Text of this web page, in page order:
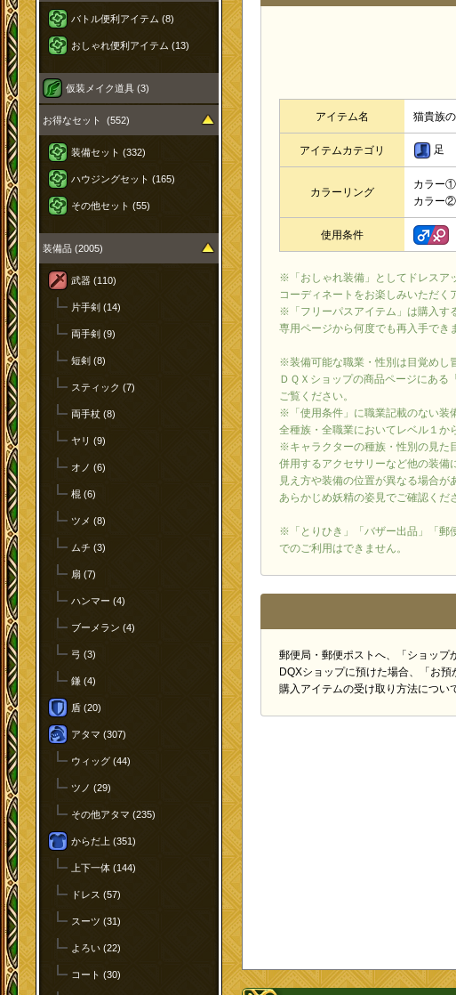
バトル便利アイテム (8)
おしゃれ便利アイテム (13)
仮装メイク道具 (3)
お得なセット (552)
装備セット (332)
ハウジングセット (165)
その他セット (55)
装備品 (2005)
武器 (110)
片手剣 (14)
両手剣 (9)
短剣 (8)
スティック (7)
両手杖 (8)
ヤリ (9)
オノ (6)
棍 (6)
ツメ (8)
ムチ (3)
扇 (7)
ハンマー (4)
ブーメラン (4)
弓 (3)
鎌 (4)
盾 (20)
アタマ (307)
ウィッグ (44)
ツノ (29)
その他アタマ (235)
からだ上 (351)
上下一体 (144)
ドレス (57)
スーツ (31)
よろい (22)
コート (30)
アイテム名 猫貴族
アイテムカテゴリ 足
カラーリング
カラー①
カラー②
使用条件
※「おしゃれ装備」としてドレスア
コーディネートをお楽しみいただく
※「フリーパスアイテム」は購入す
専用ページから何度でも再入手でき
※装備可能な職業・性別は目覚めし
ＤＱＸショップの商品ページにある
ご覧ください。
※「使用条件」に職業記載のない装
全種族・全職業においてレベル１か
※キャラクターの種族・性別の見た
併用するアクセサリーなど他の装備
見え方や装備の位置が異なる場合が
あらかじめ妖精の姿見でご確認くだ
※「とりひき」「バザー出品」「郵
でのご利用はできません。
郵便局・郵便ポストへ、「ショップ
DQXショップに預けた場合、「お預
購入アイテムの受け取り方法につい